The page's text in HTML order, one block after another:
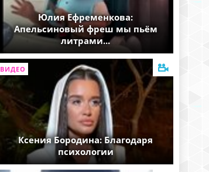
Юлия Ефременкова:
Апельсиновый фреш мы пьём
литрами...
ВИДЕО
Ксения Бородина: Благодаря
психологии